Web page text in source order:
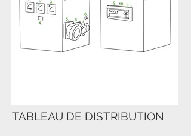
TABLEAU DE DISTRIBUTION